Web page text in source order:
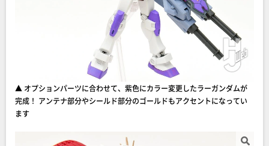
▲ オプションパーツに合わせて、紫色にカラー変更したラーガンダムが
完成！ アンテナ部分やシールド部分のゴールドもアクセントになってい
ます